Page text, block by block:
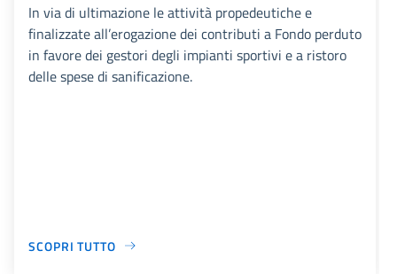
In via di ultimazione le attività propedeutiche e
finalizzate all’erogazione dei contributi a Fondo perduto
in favore dei gestori degli impianti sportivi e a ristoro
delle spese di sanificazione.
SCOPRI TUTTO